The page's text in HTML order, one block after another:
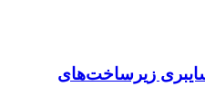
زیرساخت‌های